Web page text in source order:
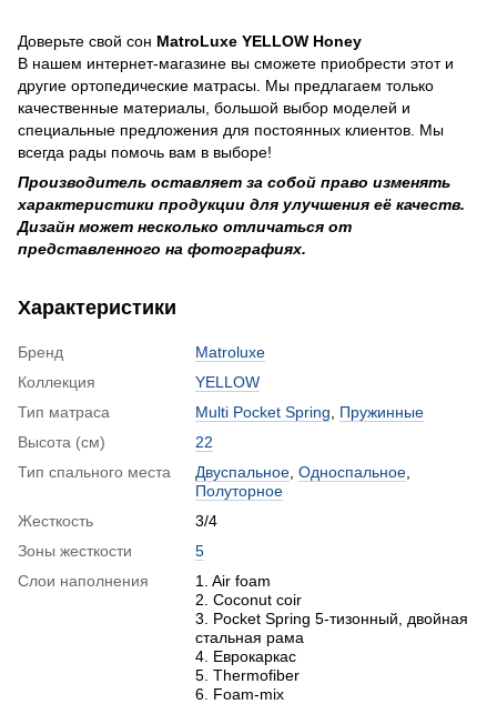
Доверьте свой сон MatroLuxe YELLOW Honey
В нашем интернет-магазине вы сможете приобрести этот и
другие ортопедические матрасы. Мы предлагаем только
качественные материалы, большой выбор моделей и
специальные предложения для постоянных клиентов. Мы
всегда рады помочь вам в выборе!
Производитель оставляет за собой право изменять
характеристики продукции для улучшения её качеств.
Дизайн может несколько отличаться от
представленного на фотографиях.
Характеристики
Бренд
Matroluxe
Коллекция
YELLOW
Тип матраса
Multi Pocket Spring
Пружинные
Высота (см)
22
Тип спального места
Двуспальное Односпальное
Полуторное
Жесткость
3/4
Зоны жесткости
5
Слои наполнения
1. Air foam
2. Coconut coir
3. Pocket Spring 5-тизонный, двойная
стальная рама
4. Еврокаркас
5. Thermofiber
6. Foam-mix